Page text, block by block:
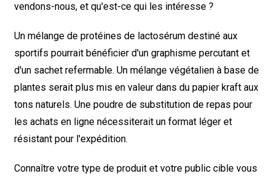
vendons-nous, et qu'est-ce qui les intéresse ?
Un mélange de protéines de lactosérum destiné aux
sportifs pourrait bénéficier d'un graphisme percutant et
d'un sachet refermable. Un mélange végétalien à base de
plantes serait plus mis en valeur dans du papier kraft aux
tons naturels. Une poudre de substitution de repas pour
les achats en ligne nécessiterait un format léger et
résistant pour l'expédition.
Connaître votre type de produit et votre public cible vous